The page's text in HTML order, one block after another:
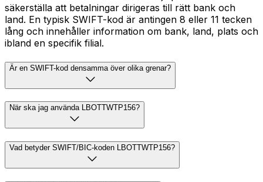
säkerställa att betalningar dirigeras till rätt bank och
land. En typisk SWIFT-kod är antingen 8 eller 11 tecken
lång och innehåller information om bank, land, plats och
ibland en specifik filial.
Är en SWIFT-kod densamma över olika grenar?
När ska jag använda LBOTTWTP156?
Vad betyder SWIFT/BIC-koden LBOTTWTP156?